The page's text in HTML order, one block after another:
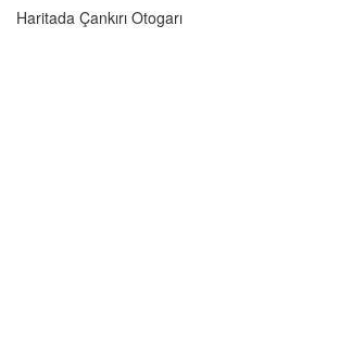
Haritada Çankırı Otogarı